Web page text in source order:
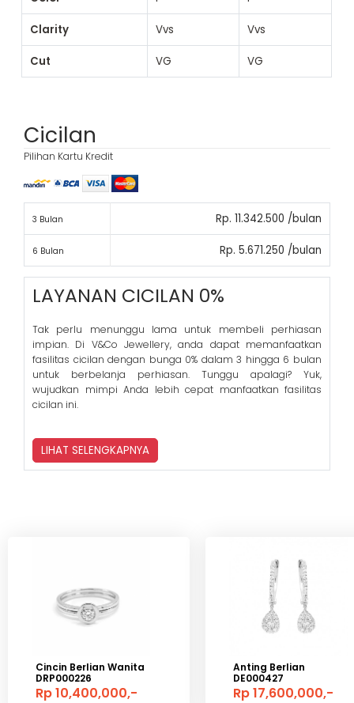
Clarity Vvs Vvs
Cut VG VG
Cicilan
Pilihan Kartu Kredit
3 Bulan Rp. 11.342.500 /bulan
6 Bulan Rp. 5.671.250 /bulan
LAYANAN CICILAN 0%
Tak perlu menunggu lama untuk membeli perhiasan
impian. Di V&Co Jewellery, anda dapat memanfaatkan
fasilitas cicilan dengan bunga 0% dalam 3 hingga 6 bulan
untuk berbelanja perhiasan. Tunggu apalagi? Yuk,
wujudkan mimpi Anda lebih cepat manfaatkan fasilitas
cicilan ini.
LIHAT SELENGKAPNYA
Cincin Berlian Wanita
DRP000226
Rp 10,400,000,-
Anting Berlian
DE000427
Rp 17,600,000,-